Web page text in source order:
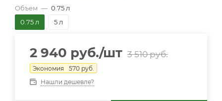
Объем — 0.75 л
0.75 л
5 л
2 940 руб./шт 3 510руб.
Экономия 570 руб.
Нашли дешевле?